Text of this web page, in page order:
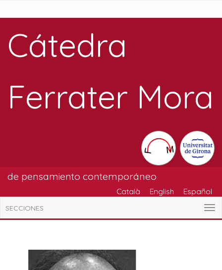
Cátedra
Ferrater Mora
de pensamiento contemporáneo
Català English Español
SECCIONES